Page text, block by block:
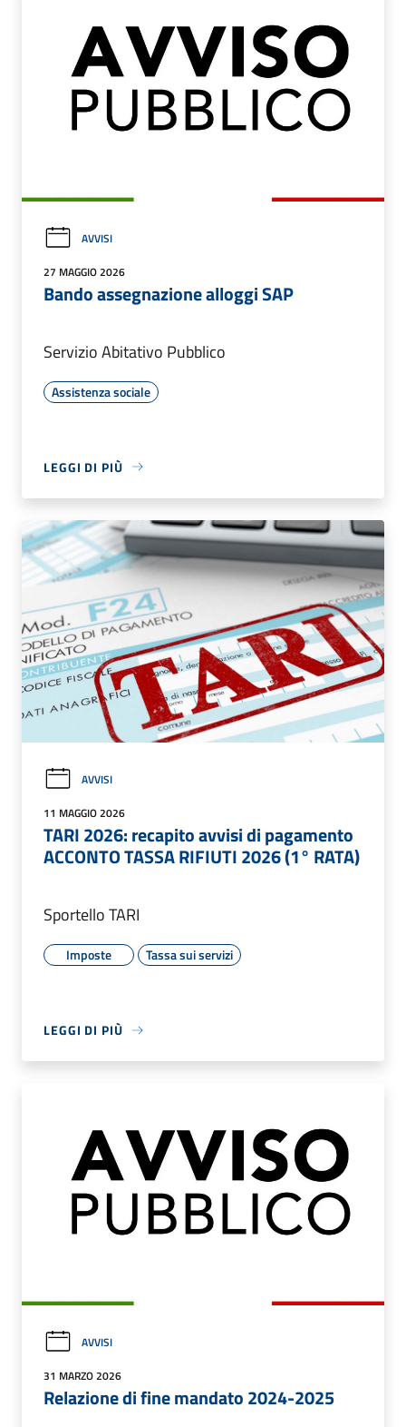
AVVISI
27 MAGGIO 2026
Bando assegnazione alloggi SAP
Servizio Abitativo Pubblico
Assistenza sociale
LEGGI DI PIÙ
AVVISI
11 MAGGIO 2026
TARI 2026: recapito avvisi di pagamento
ACCONTO TASSA RIFIUTI 2026 (1° RATA)
Sportello TARI
Imposte Tassa sui servizi
LEGGI DI PIÙ
AVVISI
31 MARZO 2026
Relazione di fine mandato 2024-2025